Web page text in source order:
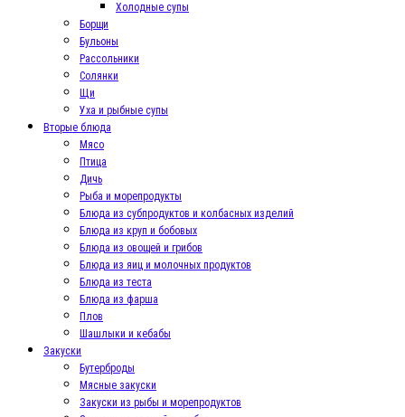
Холодные супы
Борщи
Бульоны
Рассольники
Солянки
Щи
Уха и рыбные супы
Вторые блюда
Мясо
Птица
Дичь
Рыба и морепродукты
Блюда из субпродуктов и колбасных изделий
Блюда из круп и бобовых
Блюда из овощей и грибов
Блюда из яиц и молочных продуктов
Блюда из теста
Блюда из фарша
Плов
Шашлыки и кебабы
Закуски
Бутерброды
Мясные закуски
Закуски из рыбы и морепродуктов